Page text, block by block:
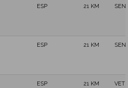
ESP 21 KM
ESP 21 KM
ESP 21 KM